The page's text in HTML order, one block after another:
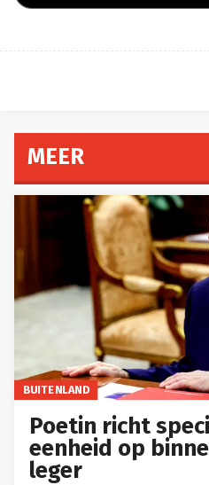
MEER
BUITENLAND
Poetin richt
eenheid op
leger